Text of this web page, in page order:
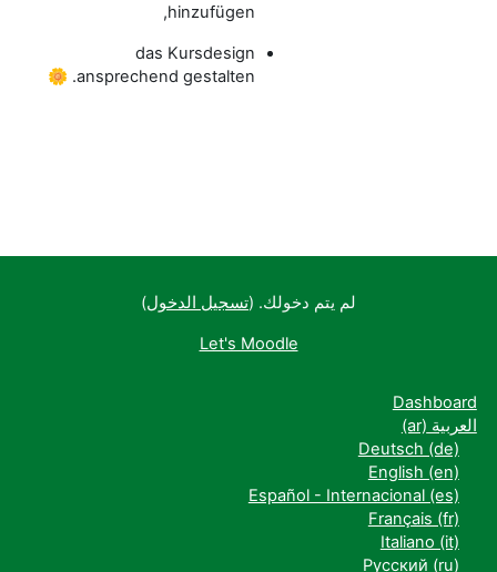
hinzufügen,
das Kursdesign
ansprechend gestalten. 🌼
لم يتم دخولك. (تسجيل الدخول)
Let's Moodle
Dashboard
العربية ‎(ar)‎
Deutsch ‎(de)‎
English ‎(en)‎
Español - Internacional ‎(es)‎
Français ‎(fr)‎
Italiano ‎(it)‎
Русский ‎(ru)‎